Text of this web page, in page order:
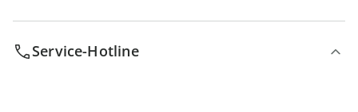
Service-Hotline